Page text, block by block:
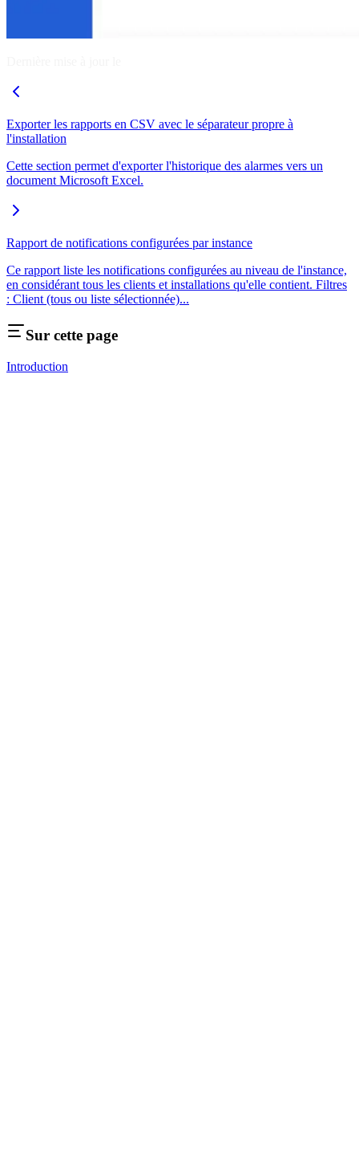
Exporter les rapports en CSV avec le séparateur propre à
l'installation
Cette section permet d'exporter l'historique des alarmes vers un
document Microsoft Excel.
Rapport de notifications configurées par instance
Ce rapport liste les notifications configurées au niveau de l'instance,
en considérant tous les clients et installations qu'elle contient. Filtres
: Client (tous ou liste sélectionnée)...
Sur cette page
Introduction